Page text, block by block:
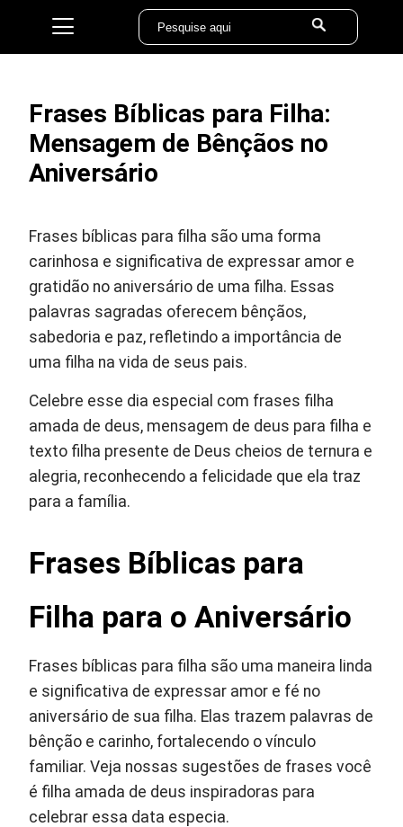
Frases Bíblicas para Filha:
Mensagem de Bênçãos no
Aniversário
Frases bíblicas para filha são uma forma
carinhosa e significativa de expressar amor e
gratidão no aniversário de uma filha. Essas
palavras sagradas oferecem bênçãos,
sabedoria e paz, refletindo a importância de
uma filha na vida de seus pais.
Celebre esse dia especial com frases filha
amada de deus, mensagem de deus para filha e
texto filha presente de Deus cheios de ternura e
alegria, reconhecendo a felicidade que ela traz
para a família.
Frases Bíblicas para
Filha para o Aniversário
Frases bíblicas para filha são uma maneira linda
e significativa de expressar amor e fé no
aniversário de sua filha. Elas trazem palavras de
bênção e carinho, fortalecendo o vínculo
familiar. Veja nossas sugestões de frases você
é filha amada de deus inspiradoras para
celebrar essa data especia.